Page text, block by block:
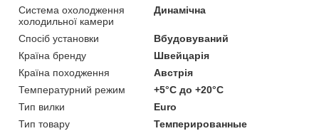
Система охолодження
холодильної камери
Динамічна
Спосіб установки
Вбудовуваний
Країна бренду
Швейцарія
Країна походження
Австрія
Температурний режим
+5°C до +20°C
Тип вилки
Euro
Тип товару
Темперированные